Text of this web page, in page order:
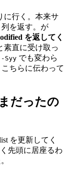
に行く。本来サ
を返す。が
を返してく
素直に受け取っ
-Syy でも変わら
ちらに伝わって
だったの
を更新してく
先頭に居座るわ